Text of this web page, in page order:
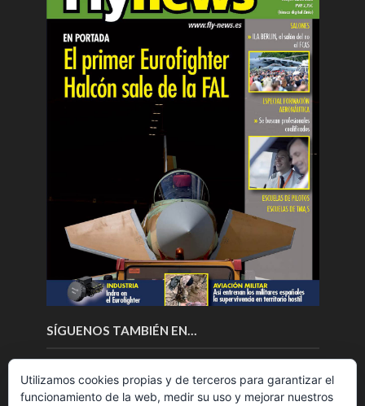
SÍGUENOS TAMBIÉN EN…
Utilizamos cookies propias y de terceros para garantizar el
funcionamiento de la web, medir su uso y mejorar nuestros